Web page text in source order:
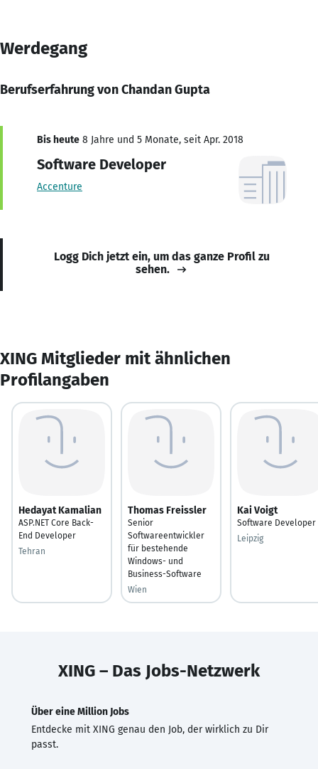
Werdegang
Berufserfahrung von Chandan Gupta
Bis heute 8 Jahre und 5 Monate, seit Apr. 2018
Software Developer
Accenture
Logg Dich jetzt ein, um das ganze Profil zu
sehen.
XING Mitglieder mit ähnlichen
Profilangaben
Hedayat Kamalian
ASP.NET Core Back-
End Developer
Tehran
Thomas Freissler
Senior
Softwareentwickler
für bestehende
Windows- und
Business-Software
Wien
Kai Voigt
Software Developer
Leipzig
XING – Das Jobs-Netzwerk
Über eine Million Jobs
Entdecke mit XING genau den Job, der wirklich zu Dir
passt.